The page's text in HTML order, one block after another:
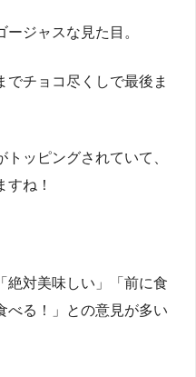
ジャスな見た目。
でチョコ尽くしで最後ま
ッピングされていて、
すね！
絶対美味しい」「前に食
べる！」との意見が多い